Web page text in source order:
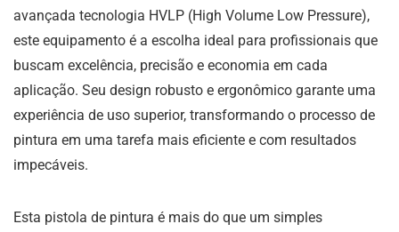
avançada tecnologia HVLP (High Volume Low Pressure),
este equipamento é a escolha ideal para profissionais que
buscam excelência, precisão e economia em cada
aplicação. Seu design robusto e ergonômico garante uma
experiência de uso superior, transformando o processo de
pintura em uma tarefa mais eficiente e com resultados
impecáveis.
Esta pistola de pintura é mais do que um simples